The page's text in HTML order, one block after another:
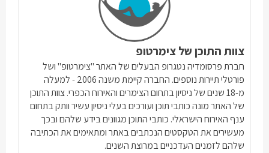
צוות התוכן של צימרטופ
חברת פרסומדיה נטגרופ הבעלים של האתר "צימרטופ" ושל
פורטלי תיירות נוספים. החברה קיימת משנה 2006 - למעלה
מ-18 שנים של ניסיון בתחום הצימרים והאירוח הכפרי. צוות התוכן
של האתר מונה כותבי תוכן ועורכים בעלי ניסיון עשיר וותק בתחום
ענף האירוח הישראלי. כותבי התוכן מגוונים בידע שלהם ובכך
מעשירים את הטקסטים הנכתבים באתר ומתאימים את הכתיבה
שלהם לזמנים העדכניים במרוצת השנים.